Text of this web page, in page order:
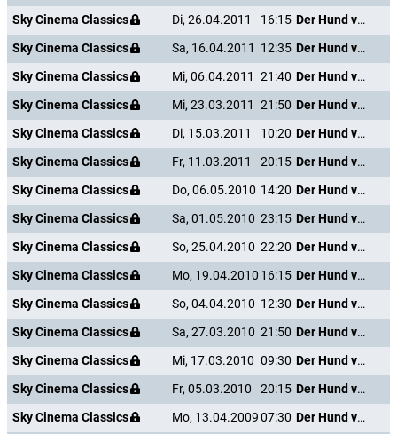
Sky Cinema Classics
Di, 26.04.2011 16:15
Der Hund von Blackwood Castle
Sky Cinema Classics
Sa, 16.04.2011 12:35
Der Hund von Blackwood Castle
Sky Cinema Classics
Mi, 06.04.2011 21:40
Der Hund von Blackwood Castle
Sky Cinema Classics
Mi, 23.03.2011 21:50
Der Hund von Blackwood Castle
Sky Cinema Classics
Di, 15.03.2011 10:20
Der Hund von Blackwood Castle
Sky Cinema Classics
Fr, 11.03.2011 20:15
Der Hund von Blackwood Castle
Sky Cinema Classics
Do, 06.05.2010 14:20
Der Hund von Blackwood Castle
Sky Cinema Classics
Sa, 01.05.2010 23:15
Der Hund von Blackwood Castle
Sky Cinema Classics
So, 25.04.2010 22:20
Der Hund von Blackwood Castle
Sky Cinema Classics
Mo, 19.04.2010 16:15
Der Hund von Blackwood Castle
Sky Cinema Classics
So, 04.04.2010 12:30
Der Hund von Blackwood Castle
Sky Cinema Classics
Sa, 27.03.2010 21:50
Der Hund von Blackwood Castle
Sky Cinema Classics
Mi, 17.03.2010 09:30
Der Hund von Blackwood Castle
Sky Cinema Classics
Fr, 05.03.2010 20:15
Der Hund von Blackwood Castle
Sky Cinema Classics
Mo, 13.04.200907:30
Der Hund von Blackwood Castle